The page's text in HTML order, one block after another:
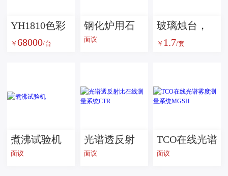
YH1810色彩
雾度透过率
￥ 68000/台
钢化炉用石
英陶瓷棒
面议
玻璃烛台，
蜡烛罐，蜡
￥ 1.7/套
煮沸试验机
面议
光谱透反射
比在线测量
面议
TCO在线光谱
雾度测量系
面议